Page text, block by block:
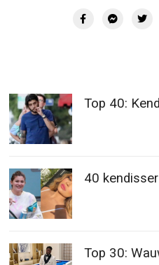
Top 40:
40
Top 30: